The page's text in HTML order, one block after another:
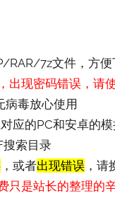
RAR/7z文件，方便
出现密码错误，请
病毒放心使用
应的PC和安卓的模
搜索目录
，或者出现错误 ，
只是站长的整理的